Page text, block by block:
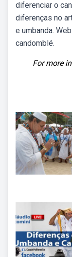
diferenciar o
diferenças no
e umbanda.
candomblé.
For more